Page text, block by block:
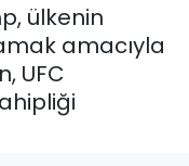
ülkenin
amacıyla
UFC